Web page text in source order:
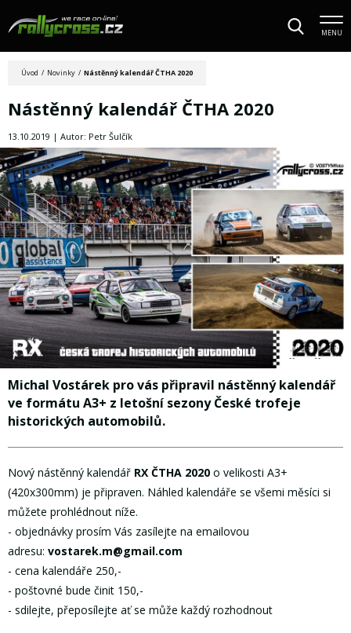
MENU
Úvod / Novinky / Nástěnný kalendář ČTHA 2020
Nástěnný kalendář ČTHA 2020
13.10.2019 | Autor: Petr Šulčík
Michal Vostárek pro vás připravil nástěnný kalendář
ve formátu A3+ z letošní sezony České trofeje
historických automobilů.
Nový nástěnný kalendář RX ČTHA 2020 o velikosti A3+
(420x300mm) je připraven. Náhled kalendáře se všemi měsíci si
můžete prohlédnout níže.
- objednávky prosím Vás zasílejte na emailovou
adresu: vostarek.m@gmail.com
- cena kalendáře 250,-
- poštovné bude činit 150,-
- sdilejte, přeposílejte ať se může každý rozhodnout